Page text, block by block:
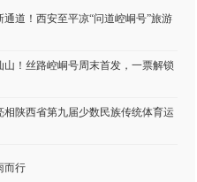
通道！西安至平凉“问道崆峒号”旅游
山！丝路崆峒号周末首发，一票解锁
相陕西省第九届少数民族传统体育运
而行